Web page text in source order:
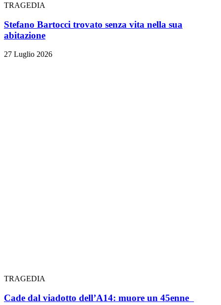
TRAGEDIA
Stefano Bartocci trovato senza vita nella sua
abitazione
27 Luglio 2026
TRAGEDIA
Cade dal viadotto dell’A14: muore un 45enne